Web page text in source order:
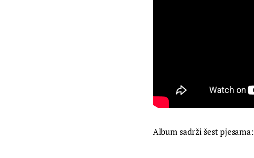
Album sadrži šest pjesama: